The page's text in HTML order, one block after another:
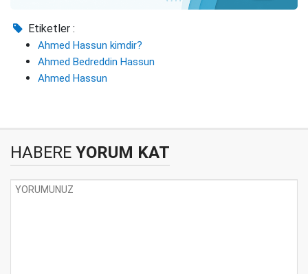
Etiketler :
Ahmed Hassun kimdir?
Ahmed Bedreddin Hassun
Ahmed Hassun
HABERE YORUM KAT